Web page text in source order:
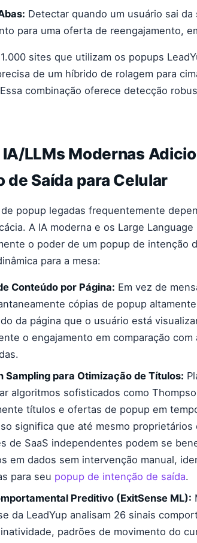
Detectar quando um usuário sai
para uma oferta de reengajamento,
sites que utilizam os popups
de um híbrido de rolagem para
combinação oferece detecção
IA/LLMs Modernas
de Saída para Celular
de popup legadas frequentemente
A IA moderna e os Large
o poder de um popup de intenção
para a mesa:
Conteúdo por Página: Em vez de
cópias de popup
da página que o usuário está
o engajamento em comparação
Sampling para Otimização de Títulos:
algoritmos sofisticados como
títulos e ofertas de popup em
significa que até mesmo proprietários
de SaaS independentes podem se
em dados sem intervenção manual,
para seu popup de intenção de saída.
Preditivo (ExitSense ML):
da LeadYup analisam 26 sinais
padrões de movimento do